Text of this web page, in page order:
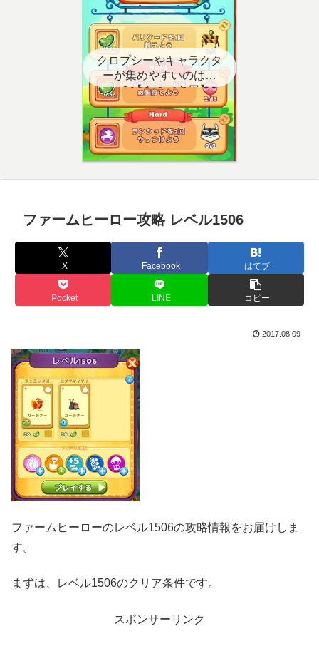
クロプシーやキャラクタ
ーが集めやすいのはど
こ？【クエスト用】
ファームヒーロー攻略 レベル1506
X Facebook はてブ
Pocket LINE コピー
2017.08.09
ファームヒーローのレベル1506の攻略情報をお届けしま
す。
まずは、レベル1506のクリア条件です。
スポンサーリンク